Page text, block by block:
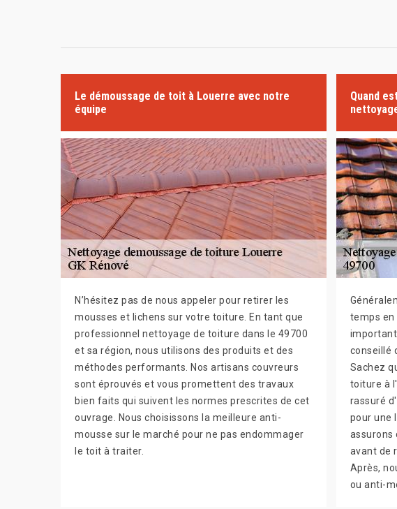
Le démoussage de toit à Louerre avec notre
équipe
N’hésitez pas de nous appeler pour retirer les
mousses et lichens sur votre toiture. En tant que
professionnel nettoyage de toiture dans le 49700
et sa région, nous utilisons des produits et des
méthodes performants. Nos artisans couvreurs
sont éprouvés et vous promettent des travaux
bien faits qui suivent les normes prescrites de cet
ouvrage. Nous choisissons la meilleure anti-
mousse sur le marché pour ne pas endommager
le toit à traiter.
Quand
temps en
conseillé
Sachez
toiture à
rassuré
pour une
assurons
avant de
Après,
ou anti-